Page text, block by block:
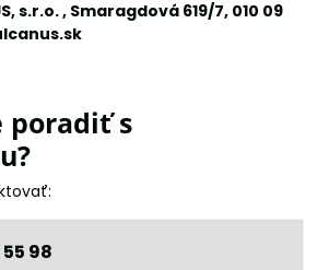
s.r.o. , Smaragdová 619/7, 010 09
poradiť s
55 98